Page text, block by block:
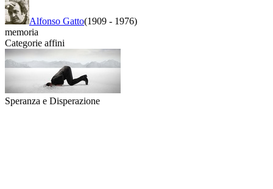
Alfonso Gatto(1909 - 1976)
memoria
Categorie affini
Speranza e Disperazione